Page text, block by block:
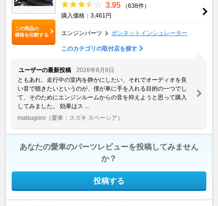
この商品の
価格を比較する
3.95
（638件）
購入価格：3,461円
エンジンパーツ ボンネットインシュレーター
このカテゴリの取付店を探す
ユーザーの最新投稿
2026年8月8日
ともあれ、走行中の室内を静かにしたい、それでオーディオを良
い音で聴きたいというのが、僕が車に手を入れる目的の一つでし
て、そのためにエンジンルームからの音を抑えようと思って購入
してみました。 効果はス ...
matsugoro （愛車：スズキ スペーシア）
あなたの愛車のパーツレビューを投稿してみません
か？
投稿する